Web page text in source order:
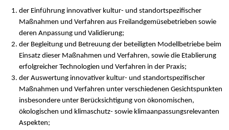
der Einführung innovativer kultur- und standortspezifischer
Maßnahmen und Verfahren aus Freilandgemüsebetrieben sowie
deren Anpassung und Validierung;
der Begleitung und Betreuung der beteiligten Modellbetriebe beim
Einsatz dieser Maßnahmen und Verfahren, sowie die Etablierung
erfolgreicher Technologien und Verfahren in der Praxis;
der Auswertung innovativer kultur- und standortspezifischer
Maßnahmen und Verfahren unter verschiedenen Gesichtspunkten
insbesondere unter Berücksichtigung von ökonomischen,
ökologischen und klimaschutz- sowie klimaanpassungsrelevanten
Aspekten;